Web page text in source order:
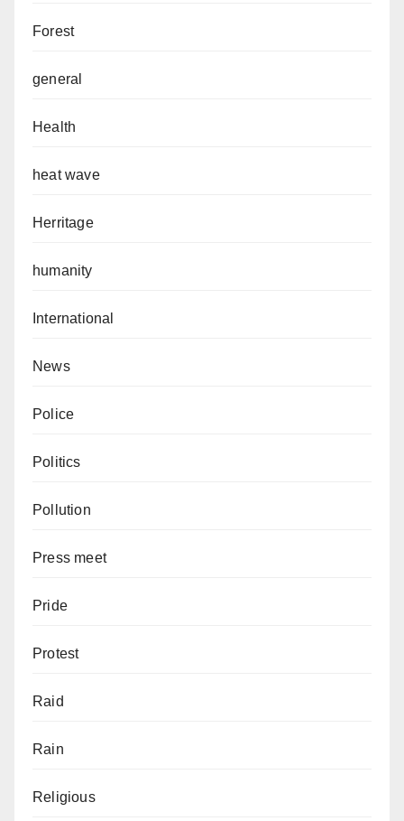
Forest
general
Health
heat wave
Herritage
humanity
International
News
Police
Politics
Pollution
Press meet
Pride
Protest
Raid
Rain
Religious